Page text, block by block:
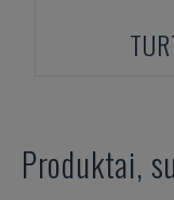
Produktai,